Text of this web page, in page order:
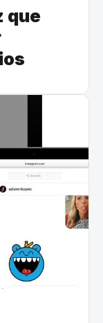
que